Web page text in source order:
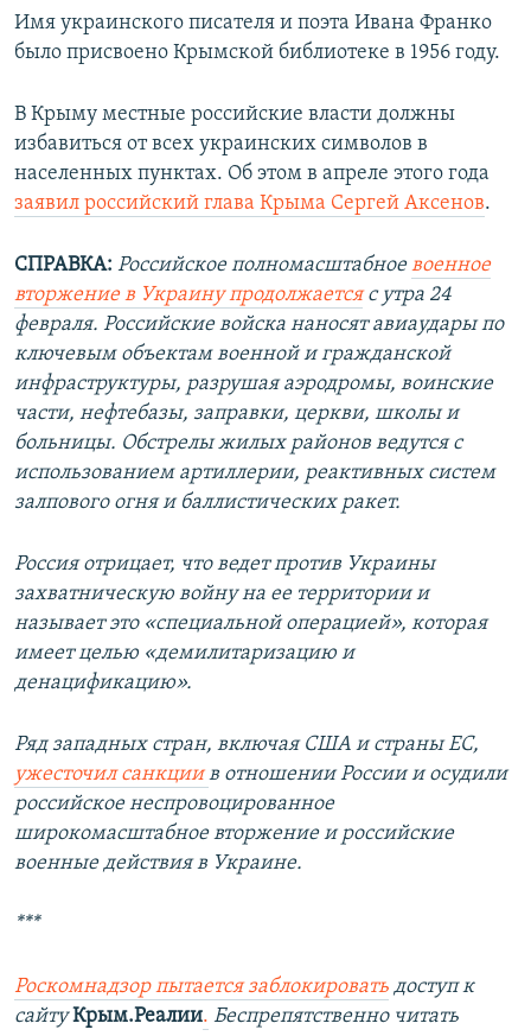
Имя украинского писателя и поэта Ивана Франко
было присвоено Крымской библиотеке в 1956 году.
В Крыму местные российские власти должны
избавиться от всех украинских символов в
населенных пунктах. Об этом в апреле этого года
заявил российский глава Крыма Сергей Аксенов.
СПРАВКА: Российское полномасштабноевоенное
вторжение в Украину продолжаетсяс утра 24
февраля. Российские войска наносят авиаудары по
ключевым объектам военной и гражданской
инфраструктуры, разрушая аэродромы, воинские
части, нефтебазы, заправки, церкви, школы и
больницы. Обстрелы жилых районов ведутся с
использованием артиллерии, реактивных систем
залпового огня и баллистических ракет.
Россия отрицает, что ведет против Украины
захватническую войну на ее территории и
называет это «специальной операцией», которая
имеет целью «демилитаризацию и
денацификацию».
Ряд западных стран, включая США и страны ЕС,
ужесточил санкциив отношении России и осудили
российское неспровоцированное
широкомасштабное вторжение и российские
военные действия в Украине.
***
Роскомнадзор пытается заблокировать доступ к
сайтуКрым.Реалии. Беспрепятственно читать